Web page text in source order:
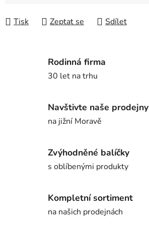
Tisk Zeptat se Sdílet
Rodinná firma
30 let na trhu
Navštivte naše prodejny
na jižní Moravě
Zvýhodněné balíčky
s oblíbenými produkty
Kompletní sortiment
na našich prodejnách